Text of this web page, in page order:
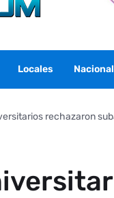
Locales
rechazaron